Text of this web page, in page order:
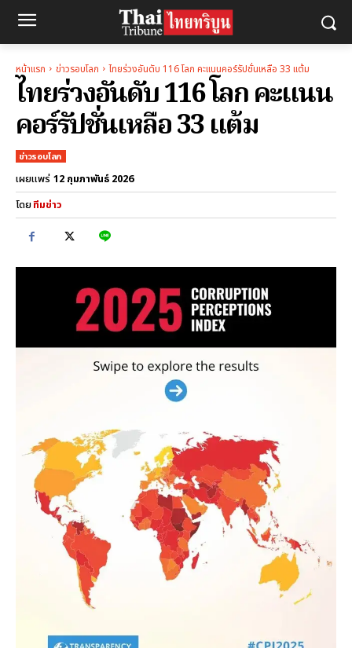
หน้าแรก ข่าวรอบโลก ไทยร่วงอันดับ 116 โลก คะแนนคอร์รัปชั่นเหลือ 33 แต้ม
ไทยร่วงอันดับ 116 โลก คะแนน
คอร์รัปชั่นเหลือ 33 แต้ม
ข่าวรอบโลก
เผยแพร่ 12 กุมภาพันธ์ 2026
โดยทีมข่าว